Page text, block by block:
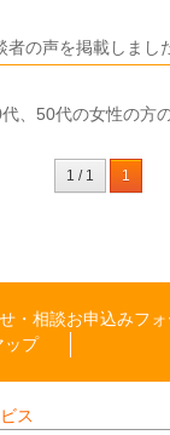
者の声を掲載しまし
、50代の女性の方
1 / 1 1
・相談お申込みフ
ップ
ス